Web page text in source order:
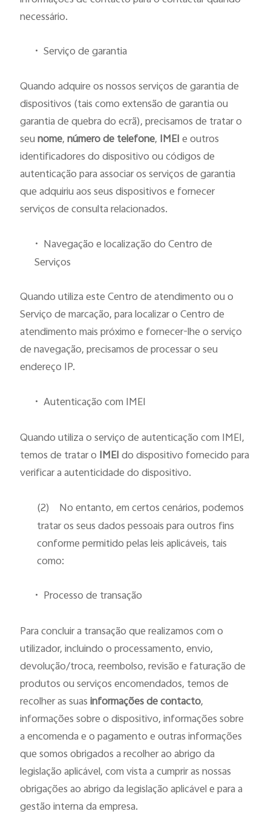
necessário.
• Serviço de garantia
Quando adquire os nossos serviços de garantia de
dispositivos (tais como extensão de garantia ou
garantia de quebra do ecrã), precisamos de tratar o
seunome,número de telefone, IMEIe outros
identificadores do dispositivo ou códigos de
autenticação para associar os serviços de garantia
que adquiriu aos seus dispositivos e fornecer
serviços de consulta relacionados.
• Navegação e localização do Centro de
Serviços
Quando utiliza este Centro de atendimento ou o
Serviço de marcação, para localizar o Centro de
atendimento mais próximo e fornecer-lhe o serviço
de navegação, precisamos de processar o seu
endereço IP.
• Autenticação com IMEI
Quando utiliza o serviço de autenticação com IMEI,
temos de tratar o IMEIdo dispositivo fornecido para
verificar a autenticidade do dispositivo.
(2)
No entanto, em certos cenários, podemos
tratar os seus dados pessoais para outros fins
conforme permitido pelas leis aplicáveis, tais
como:
• Processo de transação
Para concluir a transação que realizamos com o
utilizador, incluindo o processamento, envio,
devolução/troca, reembolso, revisão e faturação de
produtos ou serviços encomendados, temos de
recolher as suasinformações de contacto,
informações sobre o dispositivo, informações sobre
a encomenda e o pagamento e outras informações
que somos obrigados a recolher ao abrigo da
legislação aplicável, com vista a cumprir as nossas
obrigações ao abrigo da legislação aplicável e para a
gestão interna da empresa.